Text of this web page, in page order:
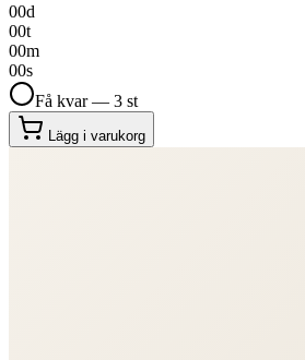
00d
00t
00m
00s
Få kvar — 3 st
Lägg i varukorg